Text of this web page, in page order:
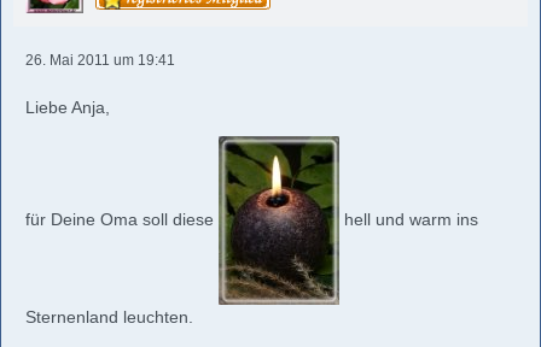
26. Mai 2011 um 19:41
Liebe Anja,
für Deine Oma soll diese hell und warm ins
Sternenland leuchten.